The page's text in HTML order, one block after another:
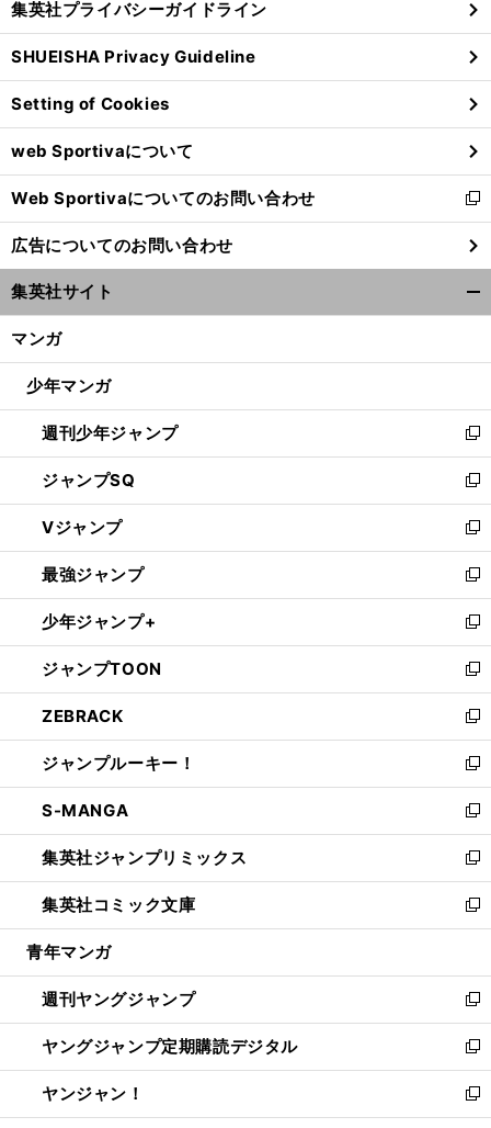
る
い
ウ
ィ
ン
ド
ウ
で
開
く
集英社プライバシーガイドライン
SHUEISHA Privacy Guideline
Setting of Cookies
web Sportivaについて
Web Sportivaについてのお問い合わせ
新
し
い
ウ
ィ
ン
ウ
開
く
広告についてのお問い合わせ
集英社サイト
マンガ
少年マンガ
週刊少年ジャンプ
新
し
い
ウ
ィ
ン
ド
ウ
で
開
く
ジャンプSQ
新
し
い
ウ
ィ
ン
ド
ウ
で
開
く
Vジャンプ
新
し
い
ウ
ィ
ン
ド
ウ
で
開
く
最強ジャンプ
新
し
い
ウ
ィ
ン
ド
ウ
で
開
く
少年ジャンプ+
新
し
い
ウ
ィ
ン
ド
ウ
で
開
く
ジャンプTOON
新
し
い
ウ
ィ
ン
ド
ウ
で
開
く
ZEBRACK
新
し
い
ウ
ィ
ン
ド
ウ
で
開
ジャンプルーキー！
新
し
い
ウ
ィ
ン
ド
ウ
開
く
S-MANGA
新
し
い
ウ
ィ
ン
ウ
で
開
く
集英社ジャンプリミックス
新
し
い
ウ
ン
ド
ウ
で
開
く
集英社コミック文庫
新
し
ウ
ィ
ン
ド
ウ
で
開
青年マンガ
週刊ヤングジャンプ
新
し
い
ウ
ィ
ン
ヤングジャンプ定期購読デジタル
新
し
い
ウ
ヤンジャン！
新
し